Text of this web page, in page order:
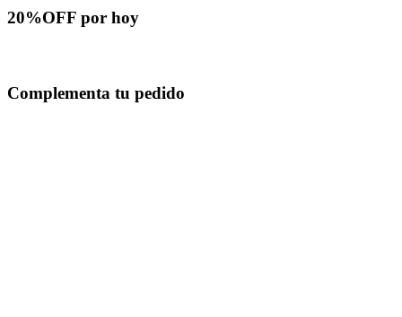
20%OFF por hoy
Complementa tu pedido